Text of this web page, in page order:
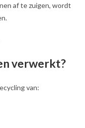
af te zuigen, wordt
verwerkt?
van: